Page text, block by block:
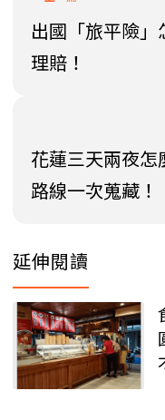
出國「旅平險
理賠！
花蓮三天兩夜
路線一次蒐藏！
延伸閱讀